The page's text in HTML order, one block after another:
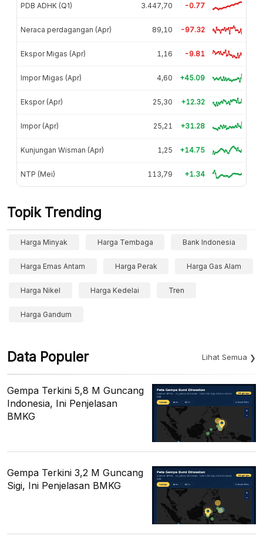
PDB ADHK (Q1) 3.447,70 -0.77
Neraca perdagangan (Apr) 89,10 -97.32
Ekspor Migas (Apr) 1,16 -9.81
Impor Migas (Apr) 4,60 +45.09
Ekspor (Apr) 25,30 +12.32
Impor (Apr) 25,21 +31.28
Kunjungan Wisman (Apr) 1,25 +14.75
NTP (Mei) 113,79 +1.34
Topik Trending
Harga Minyak Harga Tembaga Bank Indonesia
Harga Emas Antam Harga Perak Harga Gas Alam
Harga Nikel Harga Kedelai Tren
Harga Gandum
Data Populer Lihat Semua
Gempa Terkini 5,8 M Guncang
Indonesia, Ini Penjelasan
BMKG
Gempa Terkini 3,2 M Guncang
Sigi, Ini Penjelasan BMKG